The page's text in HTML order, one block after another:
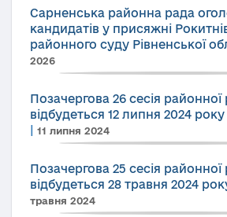
Сарненська районна рада
кандидатів у присяжні
районного суду Рівненської
2026
Позачергова 26 сесія районної
відбудеться 12 липня 2024
11 липня 2024
Позачергова 25 сесія районної
відбудеться 28 травня 2024
травня 2024